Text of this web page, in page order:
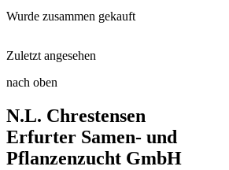
Kleingrubber
Solabiol® Schachtelhalm Sud
Wurde zusammen gekauft
Zwerg-Alant
Feuersalbei Cleopatra
Zuletzt angesehen
Zwerg-Rittersporn Blauer Zwerg ...
nach oben
N.L. Chrestensen
Erfurter Samen- und
Pflanzenzucht GmbH